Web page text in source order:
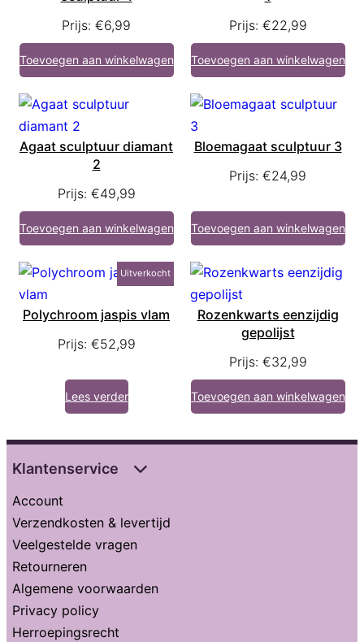
Prijs: €6,99
Toevoegen aan winkelwagen
Prijs: €22,99
Toevoegen aan winkelwagen
Agaat sculptuur diamant
2
Prijs: €49,99
Toevoegen aan winkelwagen
Bloemagaat sculptuur 3
Prijs: €24,99
Toevoegen aan winkelwagen
Uitverkocht
Polychroom jaspis vlam
Prijs: €52,99
Lees verder
Rozenkwarts eenzijdig
gepolijst
Prijs: €32,99
Toevoegen aan winkelwagen
Klantenservice
Account
Verzendkosten & levertijd
Veelgestelde vragen
Retourneren
Algemene voorwaarden
Privacy policy
Herroepingsrecht